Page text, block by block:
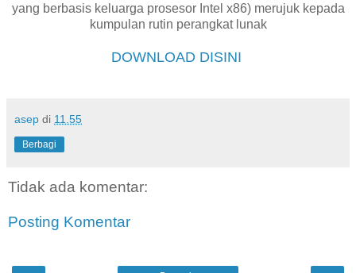
yang berbasis keluarga prosesor Intel x86) merujuk kepada
kumpulan rutin perangkat lunak
DOWNLOAD DISINI
asep di 11.55
Berbagi
Tidak ada komentar:
Posting Komentar